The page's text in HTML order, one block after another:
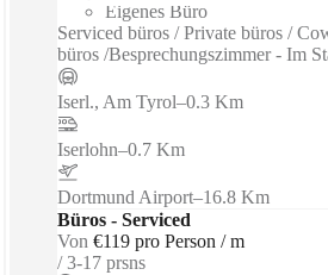
Eigenes Büro
Serviced büros / Private büros /
büros /Besprechungszimmer - Im
Iserl., Am Tyrol–0.3 Km
Iserlohn–0.7 Km
Dortmund Airport–16.8 Km
Büros - Serviced
Von €119 pro Person / m
3-17 prsns